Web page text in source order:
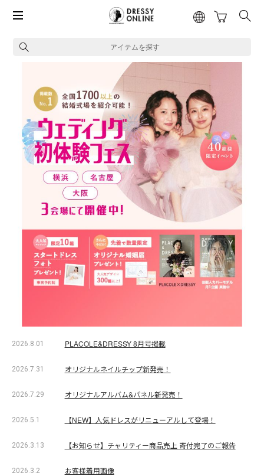
アイテムを探す
2026.8.01 PLACOLE&DRESSY 8月号掲載
2026.7.31 オリジナルネイルチップ新発売！
2026.7.29 オリジナルアルバム&パネル新発売！
2026.5.1 【NEW】人気ドレスがリニューアルして登場！
2026.3.13 【お知らせ】チャリティー商品売上 寄付完了のご報告
2026.3.2 お客様着用画像